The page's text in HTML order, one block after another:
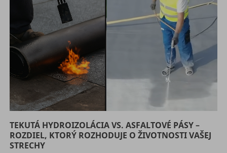
TEKUTÁ HYDROIZOLÁCIA VS. ASFALTOVÉ PÁSY –
ROZDIEL, KTORÝ ROZHODUJE O ŽIVOTNOSTI VAŠEJ
STRECHY